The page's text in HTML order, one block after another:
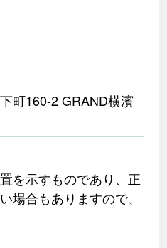
町160-2 GRAND横濱
を示すものであり、正
場合もありますので、